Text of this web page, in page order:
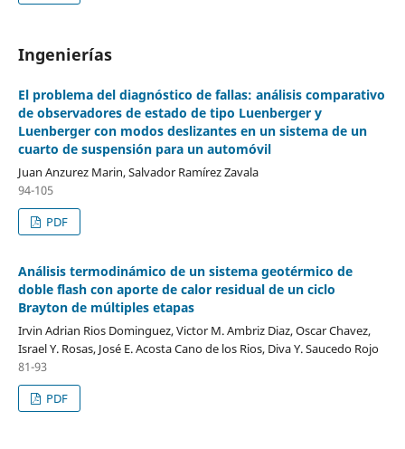
Ingenierías
El problema del diagnóstico de fallas: análisis comparativo
de observadores de estado de tipo Luenberger y
Luenberger con modos deslizantes en un sistema de un
cuarto de suspensión para un automóvil
Juan Anzurez Marin, Salvador Ramírez Zavala
94-105
PDF
Análisis termodinámico de un sistema geotérmico de
doble flash con aporte de calor residual de un ciclo
Brayton de múltiples etapas
Irvin Adrian Rios Dominguez, Victor M. Ambriz Diaz, Oscar Chavez,
Israel Y. Rosas, José E. Acosta Cano de los Rios, Diva Y. Saucedo Rojo
81-93
PDF